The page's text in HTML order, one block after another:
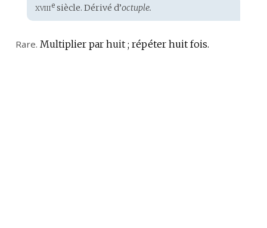
Étymologie
:
xviiiesiècle. Dérivé d’octuple.
Rare. Multiplier par huit ; répéter huit fois.